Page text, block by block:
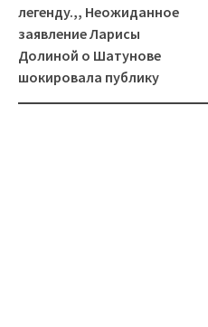
легенду.,, Неожиданное
заявление Ларисы
Долиной о Шатунове
шокировала публику